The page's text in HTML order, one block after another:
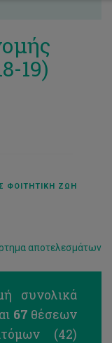
19)
ΦΟΙΤΗΤΙΚΉ ΖΩΉ
αποτελεσμάτων
συνολικά
67 θέσεων
(42)